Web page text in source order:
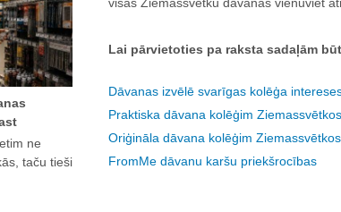
ne
taču tieši
visas Ziemassvētku dāvanas vienuviet
Lai pārvietoties pa raksta sadaļām
Dāvanas izvēlē svarīgas kolēģa
Praktiska dāvana kolēģim Ziemassvētkos
Oriģināla dāvana kolēģim Ziemassvētkos
FromMe dāvanu karšu priekšrocības